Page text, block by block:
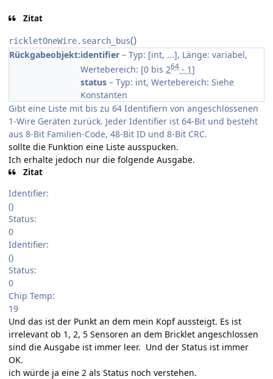
Zitat
rickletOneWire. search_bus()
Rückgabeobjekt:identifier – Typ: [int, ...], Länge: variabel,
Wertebereich: [0 bis 264 - 1]
status – Typ: int, Wertebereich: Siehe
Konstanten
Gibt eine Liste mit bis zu 64 Identifiern von angeschlossenen
1-Wire Geräten zurück. Jeder Identifier ist 64-Bit und besteht
aus 8-Bit Familien-Code, 48-Bit ID und 8-Bit CRC.
sollte die Funktion eine Liste ausspucken.
Ich erhalte jedoch nur die folgende Ausgabe.
Zitat
Identifier:
()
Status:
0
Identifier:
()
Status:
0
Chip Temp:
19
Und das ist der Punkt an dem mein Kopf aussteigt. Es ist
irrelevant ob 1, 2, 5 Sensoren an dem Bricklet angeschlossen
sind die Ausgabe ist immer leer. Und der Status ist immer
OK.
ich würde ja eine 2 als Status noch verstehen.